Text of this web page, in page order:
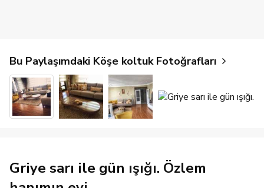
Bu Paylaşımdaki Köşe koltuk Fotoğrafları
Griye sarı ile gün ışığı. Özlem